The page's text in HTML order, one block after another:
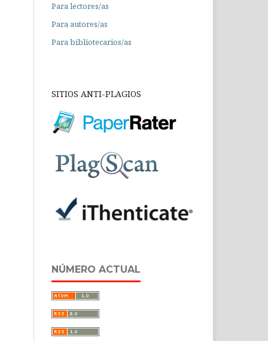
Para lectores/as
Para autores/as
Para bibliotecarios/as
SITIOS ANTI-PLAGIOS
NÚMERO ACTUAL